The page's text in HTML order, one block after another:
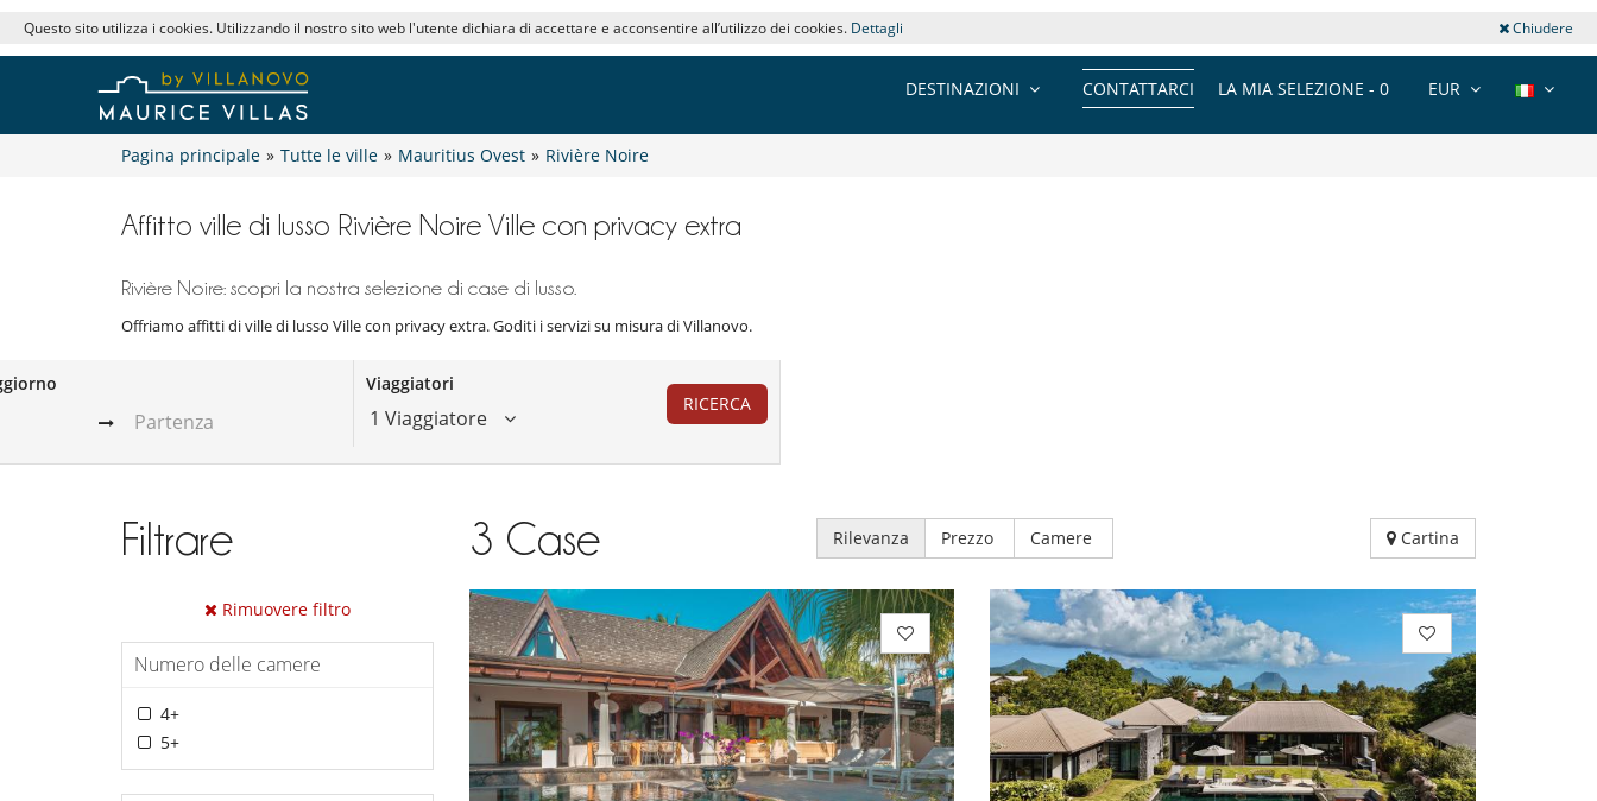
Questo sito utilizza i cookies. Utilizzando il nostro sito web l'utente dichiara di accettare e acconsentire all’utilizzo dei cookies. Dettagli Chiudere
EUR
LA MIA SELEZIONE - 0
CONTATTARCI
DESTINAZIONI
Pagina principale » Tutte le ville » Mauritius Ovest » Rivière Noire
Affitto ville di lusso Rivière Noire Ville con privacy extra
Rivière Noire: scopri la nostra selezione di case di lusso.
Offriamo affitti di ville di lusso Ville con privacy extra. Goditi i servizi su misura di Villanovo.
Viaggiatori
1 Viaggiatore
RICERCA
Filtrare
Rimuovere filtro
Numero delle camere
4+
5+
3 Case Rilevanza Prezzo Camere Cartina